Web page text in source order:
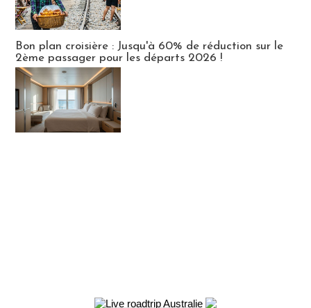
Bon plan croisière : Jusqu'à 60% de réduction sur le
2ème passager pour les départs 2026 !